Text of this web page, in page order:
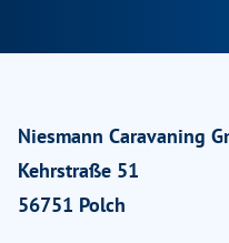
Niesmann Caravaning
Kehrstraße 51
56751 Polch